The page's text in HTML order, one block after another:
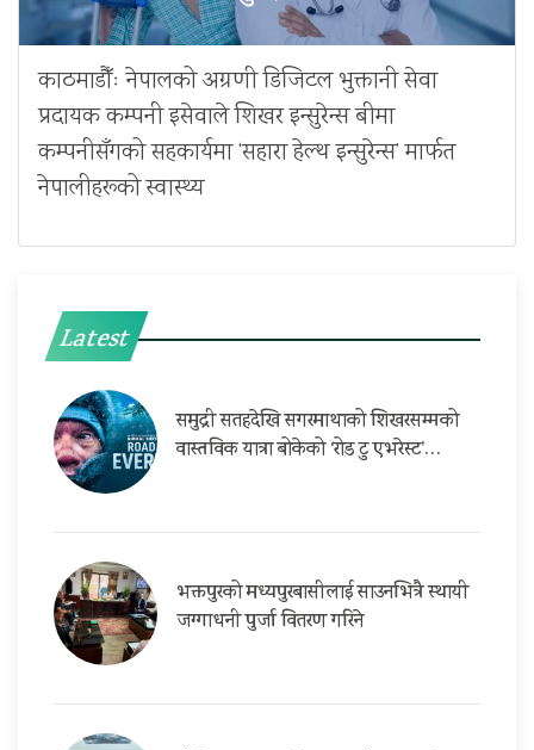
काठमाडौँः नेपालको अग्रणी डिजिटल भुक्तानी सेवा
प्रदायक कम्पनी इसेवाले शिखर इन्सुरेन्स बीमा
कम्पनीसँगको सहकार्यमा ‘सहारा हेल्थ इन्सुरेन्स’ मार्फत
नेपालीहरूको स्वास्थ्य
Latest
समुद्री सतहदेखि सगरमाथाको शिखरसम्मको
वास्तविक यात्रा बोकेको ‘रोड टु एभरेस्ट’…
भक्तपुरको मध्यपुरबासीलाई साउनभित्रै स्थायी
जग्गाधनी पुर्जा वितरण गरिने